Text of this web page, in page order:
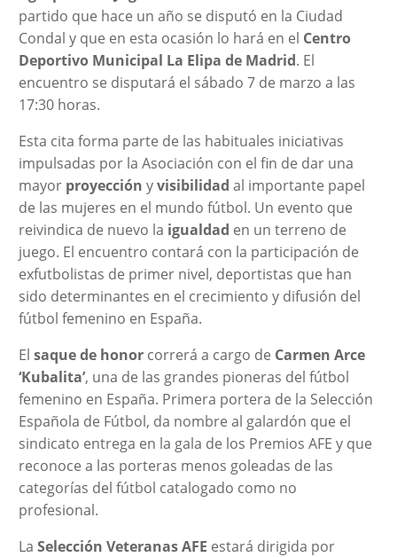
partido que hace un año se disputó en la Ciudad
Condal y que en esta ocasión lo hará en el Centro
Deportivo Municipal La Elipa de Madrid. El
encuentro se disputará el sábado 7 de marzo a las
17:30 horas.
Esta cita forma parte de las habituales iniciativas
impulsadas por la Asociación con el fin de dar una
mayor proyección yvisibilidad al importante papel
de las mujeres en el mundo fútbol. Un evento que
reivindica de nuevo la igualdad en un terreno de
juego. El encuentro contará con la participación de
exfutbolistas de primer nivel, deportistas que han
sido determinantes en el crecimiento y difusión del
fútbol femenino en España.
El saque de honorcorrerá a cargo de Carmen Arce
‘Kubalita’, una de las grandes pioneras del fútbol
femenino en España. Primera portera de la Selección
Española de Fútbol, da nombre al galardón que el
sindicato entrega en la gala de los Premios AFE y que
reconoce a las porteras menos goleadas de las
categorías del fútbol catalogado como no
profesional.
La Selección Veteranas AFE estará dirigida por